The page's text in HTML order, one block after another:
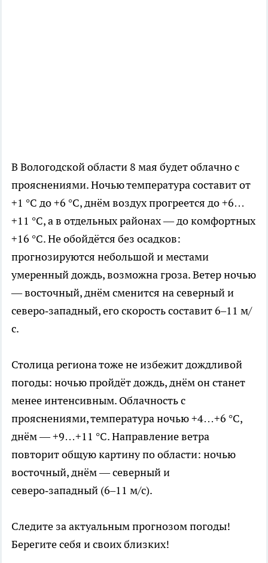
В Вологодской области 8 мая будет облачно с
прояснениями. Ночью температура составит от
+1 °C до +6 °C, днём воздух прогреется до +6…
+11 °C, а в отдельных районах — до комфортных
+16 °C. Не обойдётся без осадков:
прогнозируются небольшой и местами
умеренный дождь, возможна гроза. Ветер ночью
— восточный, днём сменится на северный и
северо‑западный, его скорость составит 6–11 м/
с.
Столица региона тоже не избежит дождливой
погоды: ночью пройдёт дождь, днём он станет
менее интенсивным. Облачность с
прояснениями, температура ночью +4…+6 °C,
днём — +9…+11 °C. Направление ветра
повторит общую картину по области: ночью
восточный, днём — северный и
северо‑западный (6–11 м/с).
Следите за актуальным прогнозом погоды!
Берегите себя и своих близких!